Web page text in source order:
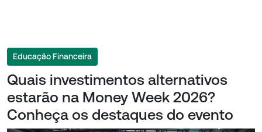
Educação Financeira
Quais investimentos alternativos
estarão na Money Week 2026?
Conheça os destaques do evento